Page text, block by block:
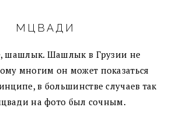
МЦВАДИ
шашлык. Шашлык в Грузии не
многим он может показаться
в большинстве случаев так
на фото был сочным.